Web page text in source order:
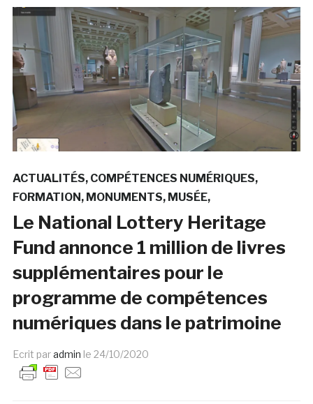
ACTUALITÉS COMPÉTENCES NUMÉRIQUES
FORMATION MONUMENTS MUSÉE
Le National Lottery Heritage
Fund annonce 1 million de livres
supplémentaires pour le
programme de compétences
numériques dans le patrimoine
Ecrit paradmin le 24/10/2020